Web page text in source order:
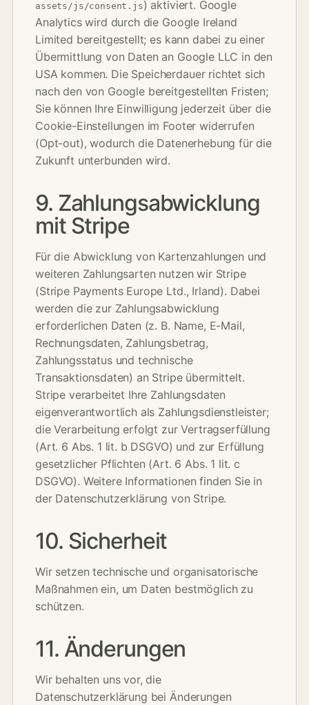
assets/js/consent.js) aktiviert. Google
Analytics wird durch die Google Ireland
Limited bereitgestellt; es kann dabei zu einer
Übermittlung von Daten an Google LLC in den
USA kommen. Die Speicherdauer richtet sich
nach den von Google bereitgestellten Fristen;
Sie können Ihre Einwilligung jederzeit über die
Cookie-Einstellungen im Footer widerrufen
(Opt-out), wodurch die Datenerhebung für die
Zukunft unterbunden wird.
9. Zahlungsabwicklung
mit Stripe
Für die Abwicklung von Kartenzahlungen und
weiteren Zahlungsarten nutzen wir Stripe
(Stripe Payments Europe Ltd., Irland). Dabei
werden die zur Zahlungsabwicklung
erforderlichen Daten (z. B. Name, E-Mail,
Rechnungsdaten, Zahlungsbetrag,
Zahlungsstatus und technische
Transaktionsdaten) an Stripe übermittelt.
Stripe verarbeitet Ihre Zahlungsdaten
eigenverantwortlich als Zahlungsdienstleister;
die Verarbeitung erfolgt zur Vertragserfüllung
(Art. 6 Abs. 1 lit. b DSGVO) und zur Erfüllung
gesetzlicher Pflichten (Art. 6 Abs. 1 lit. c
DSGVO). Weitere Informationen finden Sie in
der Datenschutzerklärung von Stripe.
10. Sicherheit
Wir setzen technische und organisatorische
Maßnahmen ein, um Daten bestmöglich zu
schützen.
11. Änderungen
Wir behalten uns vor, die
Datenschutzerklärung bei Änderungen